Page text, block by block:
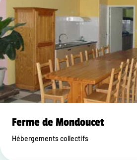
Ferme de Mondoucet
Hébergements collectifs